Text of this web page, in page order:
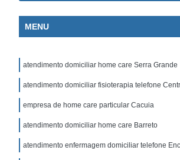
MENU
atendimento domiciliar home care Serra Grande
atendimento domiciliar fisioterapia telefone
empresa de home care particular Cacuia
atendimento domiciliar home care Barreto
atendimento enfermagem domiciliar telefone